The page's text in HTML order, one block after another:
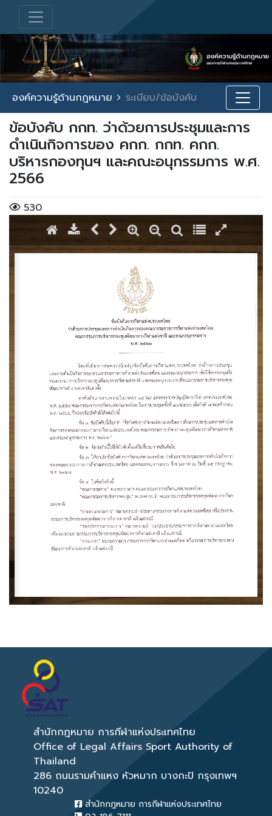
องค์ความรู้ด้านกฎหมาย ระเบียบ/ข้อบังคับ
ข้อบังคับ กกท. ว่าด้วยการประชุมและการ
ดำเนินกิจการของ คกก. กกท. คกก.
บริหารกองทุนฯ และคณะอนุกรรมการ พ.ศ.
2566
530
สำนักกฎหมาย การกีฬาแห่งประเทศไทย
Office of Legal Affairs Sport Authority of
Thailand
286 ถนนรามคำแหง หัวหมาก บางกะปิ กรุงเทพฯ
10240
สำนักกฎหมาย การกีฬาแห่งประเทศไทย